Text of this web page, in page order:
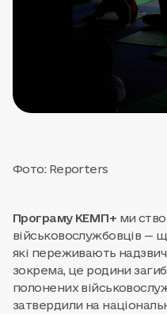
Фото: Reporters
Програму КЕМП+ ми
військовослужбовців —
які переживають
зокрема, це родини
полонених
затвердили на